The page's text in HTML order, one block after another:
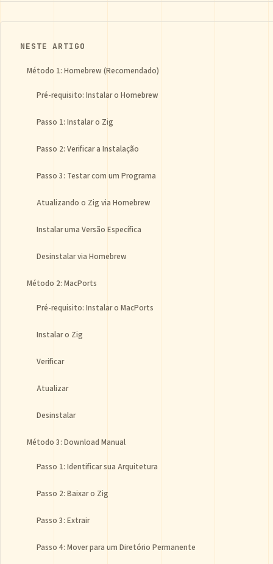
NESTE ARTIGO
Método 1: Homebrew (Recomendado)
Pré-requisito: Instalar o Homebrew
Passo 1: Instalar o Zig
Passo 2: Verificar a Instalação
Passo 3: Testar com um Programa
Atualizando o Zig via Homebrew
Instalar uma Versão Específica
Desinstalar via Homebrew
Método 2: MacPorts
Pré-requisito: Instalar o MacPorts
Instalar o Zig
Verificar
Atualizar
Desinstalar
Método 3: Download Manual
Passo 1: Identificar sua Arquitetura
Passo 2: Baixar o Zig
Passo 3: Extrair
Passo 4: Mover para um Diretório Permanente